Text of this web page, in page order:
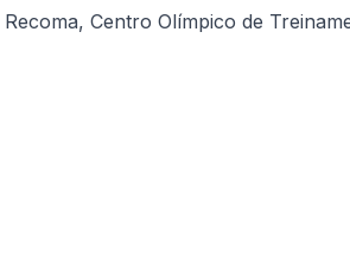
Centro Olímpico de